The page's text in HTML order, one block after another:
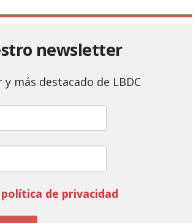
newsletter
más destacado de LBDC
de privacidad